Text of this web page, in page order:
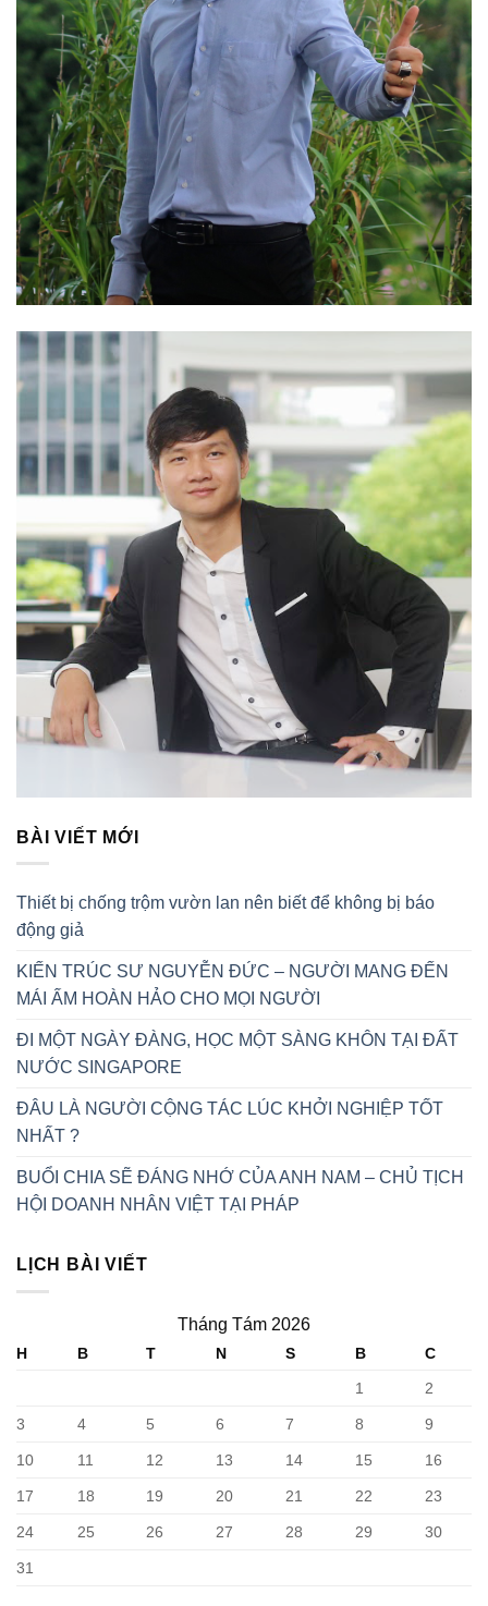
BÀI VIẾT MỚI
Thiết bị chống trộm vườn lan nên biết để không bị báo
động giả
KIẾN TRÚC SƯ NGUYỄN ĐỨC – NGƯỜI MANG ĐẾN
MÁI ẤM HOÀN HẢO CHO MỌI NGƯỜI
ĐI MỘT NGÀY ĐÀNG, HỌC MỘT SÀNG KHÔN TẠI ĐẤT
NƯỚC SINGAPORE
ĐÂU LÀ NGƯỜI CỘNG TÁC LÚC KHỞI NGHIỆP TỐT
NHẤT ?
BUỔI CHIA SẼ ĐÁNG NHỚ CỦA ANH NAM – CHỦ TỊCH
HỘI DOANH NHÂN VIỆT TẠI PHÁP
LỊCH BÀI VIẾT
Tháng Tám 2026
H B T N S B
C
1
2
3 4 5 6 7 8 9
10 11 12 13 14 15 16
17 18 19 20 21 22 23
24 25 26 27 28 29 30
31